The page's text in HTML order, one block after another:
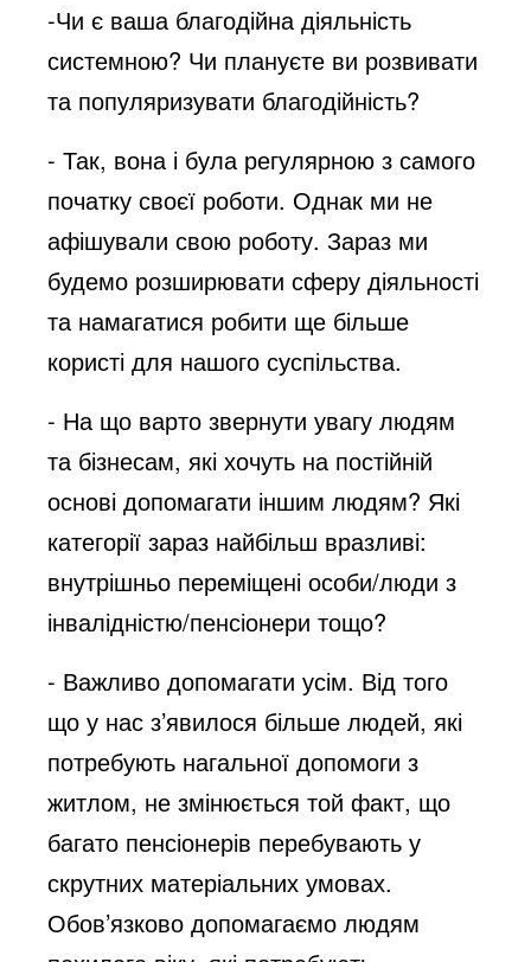
-Чи є ваша благодійна діяльність
системною? Чи плануєте ви розвивати
та популяризувати благодійність?
- Так, вона і була регулярною з самого
початку своєї роботи. Однак ми не
афішували свою роботу. Зараз ми
будемо розширювати сферу діяльності
та намагатися робити ще більше
користі для нашого суспільства.
- На що варто звернути увагу людям
та бізнесам, які хочуть на постійній
основі допомагати іншим людям? Які
категорії зараз найбільш вразливі:
внутрішньо переміщені особи/люди з
інвалідністю/пенсіонери тощо?
- Важливо допомагати усім. Від того
що у нас з’явилося більше людей, які
потребують нагальної допомоги з
житлом, не змінюється той факт, що
багато пенсіонерів перебувають у
скрутних матеріальних умовах.
Обов’язково допомагаємо людям